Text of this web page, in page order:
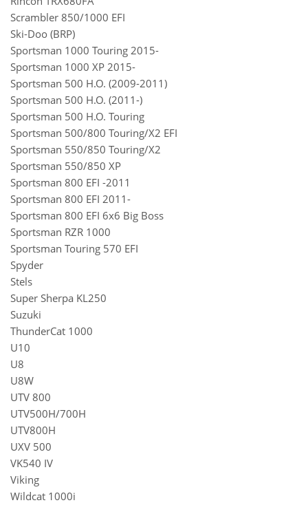
Scrambler 850/1000 EFI
Ski-Doo (BRP)
Sportsman 1000 Touring 2015-
Sportsman 1000 XP 2015-
Sportsman 500 H.O. (2009-2011)
Sportsman 500 H.O. (2011-)
Sportsman 500 H.O. Touring
Sportsman 500/800 Touring/X2 EFI
Sportsman 550/850 Touring/X2
Sportsman 550/850 XP
Sportsman 800 EFI -2011
Sportsman 800 EFI 2011-
Sportsman 800 EFI 6х6 Big Boss
Sportsman RZR 1000
Sportsman Touring 570 EFI
Spyder
Stels
Super Sherpa KL250
Suzuki
ThunderCat 1000
U10
U8
U8W
UTV 800
UTV500H/700H
UTV800H
UXV 500
VK540 IV
Viking
Wildcat 1000i